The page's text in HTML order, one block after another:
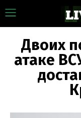
Двоих
атаке